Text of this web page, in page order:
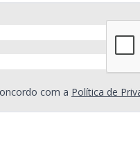
com a Política de